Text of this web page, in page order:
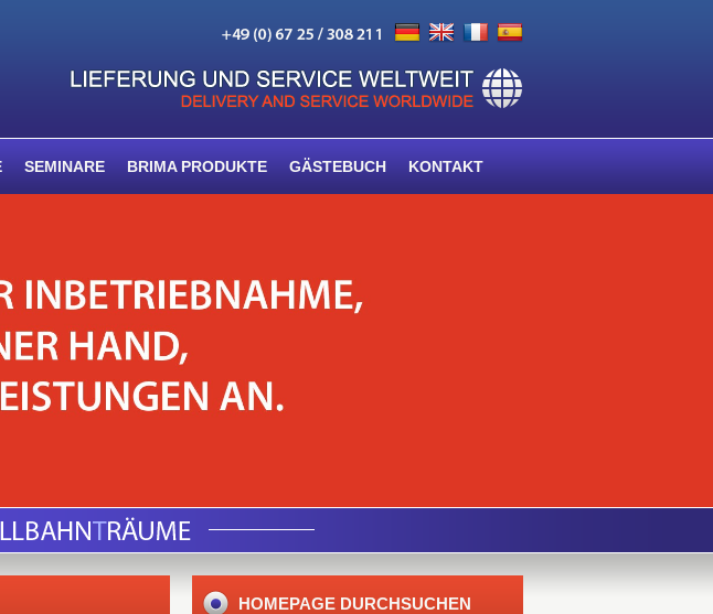
SEMINARE BRIMA PRODUKTE GÄSTEBUCH KONTAKT
HOMEPAGE DURCHSUCHEN